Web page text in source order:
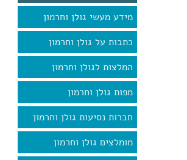
מידע מעשי גולן וחרמון
כתבות על גולן וחרמון
המלצות לגולן וחרמון
מפות גולן וחרמון
חברות נסיעות גולן וחרמון
מומלצים גולן וחרמון